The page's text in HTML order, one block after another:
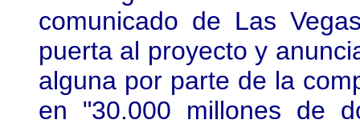
comunicado de Las
puerta al proyecto y
alguna por parte de la
en "30.000 millones de